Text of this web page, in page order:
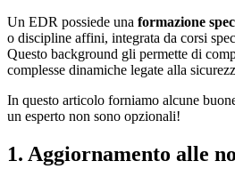
Un EDR possiede una formazione
o discipline affini, integrata da corsi
Questo background gli permette di
complesse dinamiche legate alla
In questo articolo forniamo alcune
un esperto non sono opzionali!
1. Aggiornamento alle